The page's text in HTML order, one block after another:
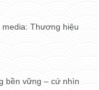
Thương hiệu
bền vững – cứ nhìn